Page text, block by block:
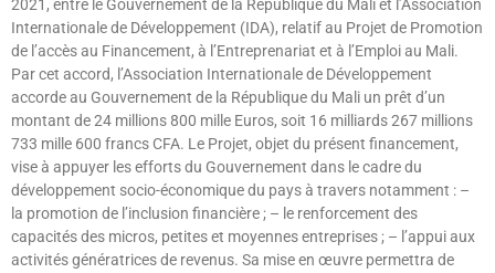
2021, entre le Gouvernement de la République du Mali et l’Association
Internationale de Développement (IDA), relatif au Projet de Promotion
de l’accès au Financement, à l’Entreprenariat et à l’Emploi au Mali.
Par cet accord, l’Association Internationale de Développement
accorde au Gouvernement de la République du Mali un prêt d’un
montant de 24 millions 800 mille Euros, soit 16 milliards 267 millions
733 mille 600 francs CFA. Le Projet, objet du présent financement,
vise à appuyer les efforts du Gouvernement dans le cadre du
développement socio-économique du pays à travers notamment : –
la promotion de l’inclusion financière ; – le renforcement des
capacités des micros, petites et moyennes entreprises ; – l’appui aux
activités génératrices de revenus. Sa mise en œuvre permettra de